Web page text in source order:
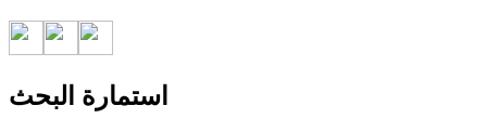
استمارة البحث